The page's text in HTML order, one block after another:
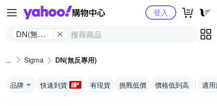
Yahoo購物中心
DN(無反
登入
Sigma DN(無反專用)
品牌 快速到貨 有現貨 挑戰低價 價格低到高 適